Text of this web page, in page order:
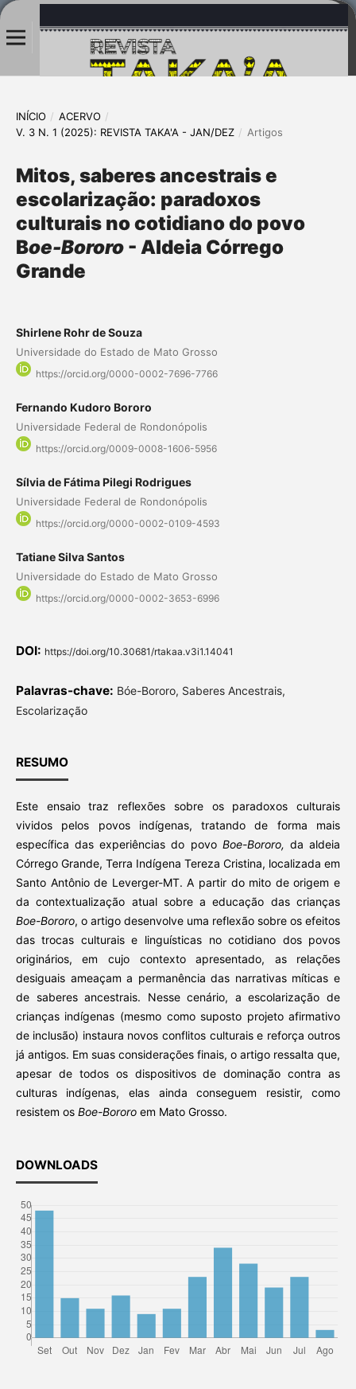
INÍCIO / ACERVO /
V. 3 N. 1 (2025): REVISTA TAKA'A - JAN/DEZ / Artigos
Mitos, saberes ancestrais e
escolarização: paradoxos
culturais no cotidiano do povo
Boe-Bororo- Aldeia Córrego
Grande
Shirlene Rohr de Souza
Universidade do Estado de Mato Grosso
https://orcid.org/0000-0002-7696-7766
Fernando Kudoro Bororo
Universidade Federal de Rondonópolis
https://orcid.org/0009-0008-1606-5956
Sílvia de Fátima Pilegi Rodrigues
Universidade Federal de Rondonópolis
https://orcid.org/0000-0002-0109-4593
Tatiane Silva Santos
Universidade do Estado de Mato Grosso
https://orcid.org/0000-0002-3653-6996
DOI: https://doi.org/10.30681/rtakaa.v3i1.14041
Palavras-chave: Bóe-Bororo, Saberes Ancestrais,
Escolarização
RESUMO
Este ensaio traz reflexões sobre os paradoxos culturais
vividos pelos povos indígenas, tratando de forma mais
específica das experiências do povo Boe-Bororo, da aldeia
Córrego Grande, Terra Indígena Tereza Cristina, localizada em
Santo Antônio de Leverger-MT. A partir do mito de origem e
da contextualização atual sobre a educação das crianças
Boe-Bororo, o artigo desenvolve uma reflexão sobre os efeitos
das trocas culturais e linguísticas no cotidiano dos povos
originários, em cujo contexto apresentado, as relações
desiguais ameaçam a permanência das narrativas míticas e
de saberes ancestrais. Nesse cenário, a escolarização de
crianças indígenas (mesmo como suposto projeto afirmativo
de inclusão) instaura novos conflitos culturais e reforça outros
já antigos. Em suas considerações finais, o artigo ressalta que,
apesar de todos os dispositivos de dominação contra as
culturas indígenas, elas ainda conseguem resistir, como
resistem os Boe-Bororoem Mato Grosso.
DOWNLOADS